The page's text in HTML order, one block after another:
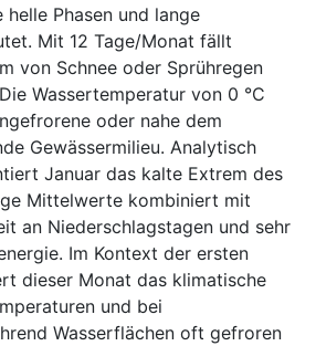
Phasen und lange
Mit 12 Tage/Monat fällt
von Schnee oder Sprühregen
Wassertemperatur von 0 °C
oder nahe dem
Gewässermilieu. Analytisch
Januar das kalte Extrem des
Mittelwerte kombiniert mit
an Niederschlagstagen und sehr
Im Kontext der ersten
dieser Monat das klimatische
und bei
Wasserflächen oft gefroren